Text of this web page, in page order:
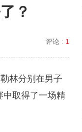
？
评论 : 1
林分别在男子
中取得了一场精